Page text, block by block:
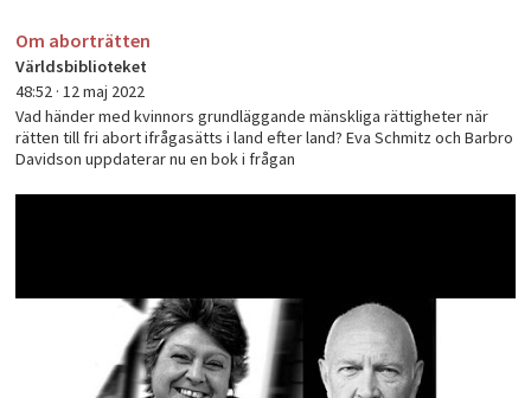
Om aborträtten
Världsbiblioteket
48:52 ·12 maj 2022
Vad händer med kvinnors grundläggande mänskliga rättigheter när
rätten till fri abort ifrågasätts i land efter land? Eva Schmitz och Barbro
Davidson uppdaterar nu en bok i frågan